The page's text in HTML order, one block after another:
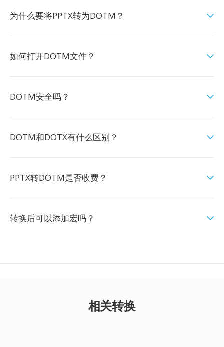
为什么要将PPTX转为DOTM？
如何打开DOTM文件？
DOTM安全吗？
DOTM和DOTX有什么区别？
PPTX转DOTM是否收费？
转换后可以添加宏吗？
相关转换